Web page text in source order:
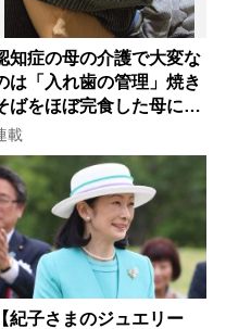
知症の母の介護で大変な
は「入れ歯の管理」焼き
ばをほぼ完食した母に息
が血の気が引いた理由
載
【紀子さまのジュエリー